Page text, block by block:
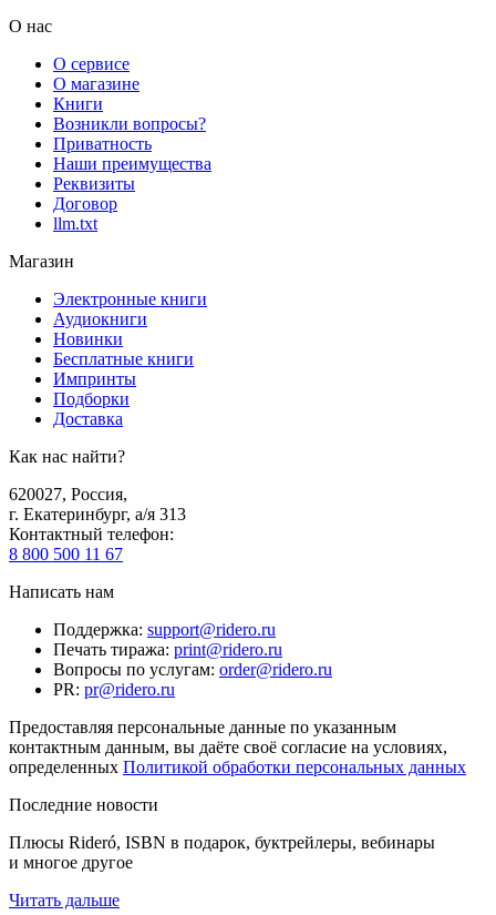
О нас
О сервисе
О магазине
Книги
Возникли вопросы?
Приватность
Наши преимущества
Реквизиты
Договор
llm.txt
Магазин
Электронные книги
Аудиокниги
Новинки
Бесплатные книги
Импринты
Подборки
Доставка
Как нас найти?
620027, Россия,
г. Екатеринбург, а/я 313
Контактный телефон:
8 800 500 11 67
Написать нам
Поддержка: support@ridero.ru
Печать тиража: print@ridero.ru
Вопросы по услугам: order@ridero.ru
PR: pr@ridero.ru
Предоставляя персональные данные по указанным
контактным данным, вы даёте своё согласие на условиях,
определенных Политикой обработки персональных данных
Последние новости
Плюсы Rideró, ISBN в подарок, буктрейлеры, вебинары
и многое другое
Читать дальше